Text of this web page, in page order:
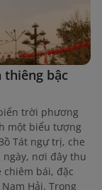
thiêng bậc
trời phương
một biểu tượng
Tát ngự trị, che
nơi đây thu
bái, đặc
Hải. Trong